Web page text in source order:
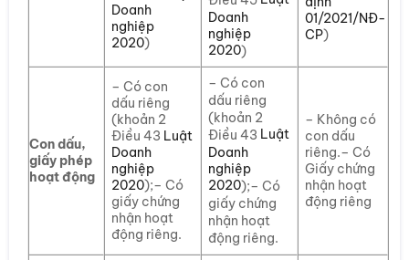
Doanh
nghiệp
2020)
Doanh
nghiệp
2020)
01/2021/NĐ-
CP)
Con dấu,
giấy phép
hoạt động
– Có con
dấu riêng
(khoản 2
Điều 43 Luật
Doanh
nghiệp
2020);– Có
giấy chứng
nhận hoạt
động riêng.
– Có con
dấu riêng
(khoản 2
Điều 43 Luật
Doanh
nghiệp
2020);– Có
giấy chứng
nhận hoạt
động riêng.
– Không có
con dấu
riêng.– Có
Giấy chứng
nhận hoạt
động riêng